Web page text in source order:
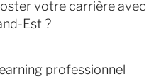
votre carrière avec
Est ?
professionnel